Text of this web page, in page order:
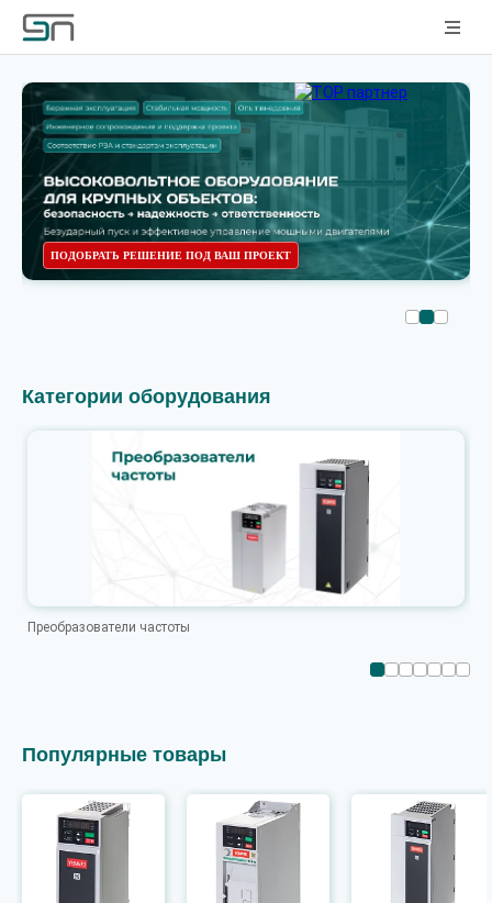
ПОДОБРАТЬ РЕШЕНИЕ ПОД ВАШ ПРОЕКТ
Категории оборудования
Преобразователи частоты
Популярные товары